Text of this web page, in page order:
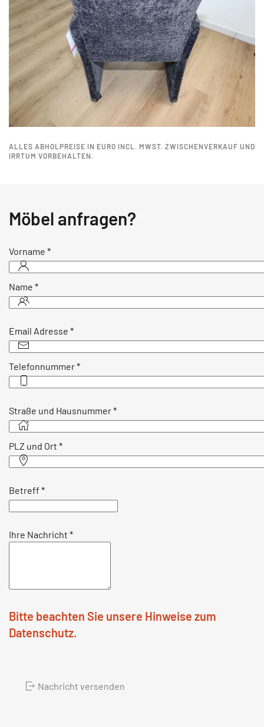
ALLES ABHOLPREISE IN EURO INCL. MWST. ZWISCHENVERKAUF UND
IRRTUM VORBEHALTEN.
Möbel anfragen?
Vorname *
Name *
Email Adresse *
Telefonnummer*
Straße und Hausnummer*
PLZ und Ort *
Betreff *
Ihre Nachricht *
Bitte beachten Sie unsere Hinweise zum
Datenschutz.
Nachricht versenden